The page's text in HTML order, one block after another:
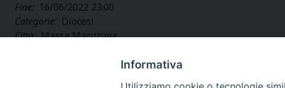
Fine: 16/06/2022 23:00
Categorie: Diocesi
Città: Massa Marittima
Informativa